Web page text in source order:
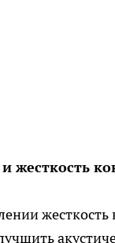
жесткость
жесткость